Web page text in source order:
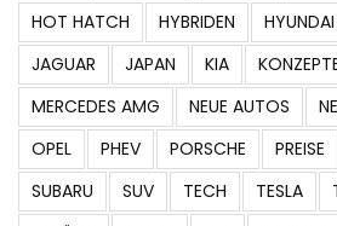
HOT HATCH
HYBRIDEN HYUNDAI
JAGUAR
JAPAN KIA
MERCEDES AMG
NEUE AUTOS
OPEL
PHEV PORSCHE PREISE
SUBARU
SUV TECH TESLA